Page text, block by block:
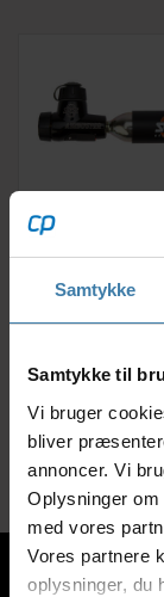
Samtykke
Samtykke til
Vi bruger
bliver
annoncer. Vi
Oplysninger
med vores
Vores partnere
oplysninger, du
SKS Minipumpe
Airbuster -
gram
169,00